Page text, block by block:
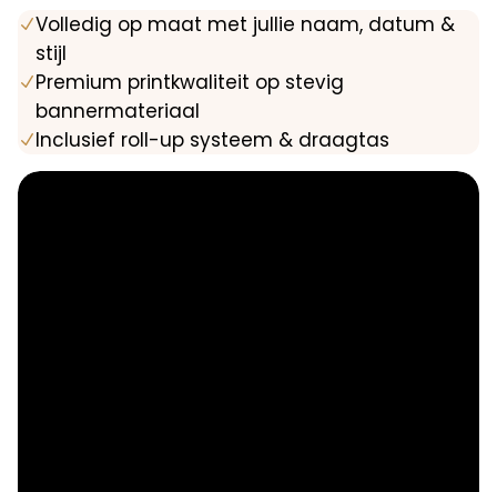
NVolledig op maat met jullie naam, datum &
stijl
NPremium printkwaliteit op stevig
bannermateriaal
NInclusief roll-up systeem & draagtas